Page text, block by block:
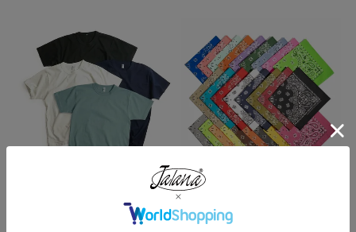
ロサンゼルスアパレル LOSANGE
LES APPAREL 1203GD 8.5オンス
半袖 バインディング ガーメント
ハバハンク HAV-A-HANK バンダ
ペイズリーTHE BANDANNA COM
PANY